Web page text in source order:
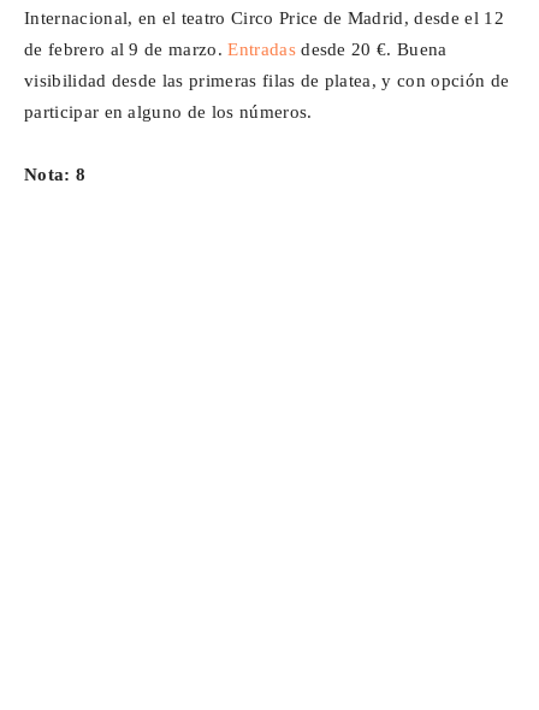
Internacional, en el teatro Circo Price de Madrid, desde el 12
de febrero al 9 de marzo.Entradasdesde 20 €. Buena
visibilidad desde las primeras filas de platea, y con opción de
participar en alguno de los números.
Nota: 8